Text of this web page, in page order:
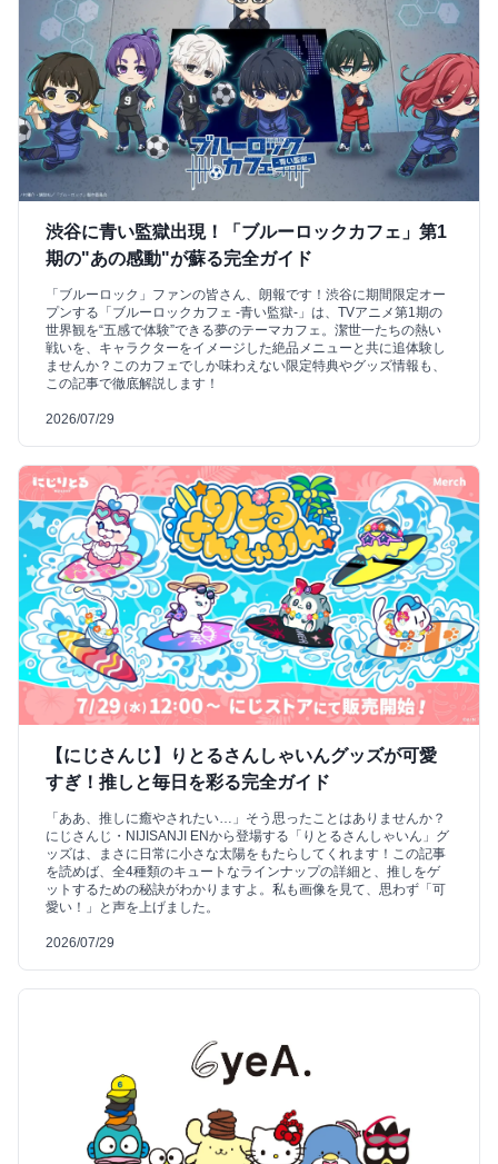
渋谷に青い監獄出現！「ブルーロックカフェ」第1
期の"あの感動"が蘇る完全ガイド
「ブルーロック」ファンの皆さん、朗報です！渋谷に期間限定オー
プンする「ブルーロックカフェ -青い監獄-」は、TVアニメ第1期の
世界観を“五感で体験”できる夢のテーマカフェ。潔世一たちの熱い
戦いを、キャラクターをイメージした絶品メニューと共に追体験し
ませんか？このカフェでしか味わえない限定特典やグッズ情報も、
この記事で徹底解説します！
2026/07/29
【にじさんじ】りとるさんしゃいんグッズが可愛
すぎ！推しと毎日を彩る完全ガイド
「ああ、推しに癒やされたい…」そう思ったことはありませんか？
にじさんじ・NIJISANJI ENから登場する「りとるさんしゃいん」グ
ッズは、まさに日常に小さな太陽をもたらしてくれます！この記事
を読めば、全4種類のキュートなラインナップの詳細と、推しをゲ
ットするための秘訣がわかりますよ。私も画像を見て、思わず「可
愛い！」と声を上げました。
2026/07/29